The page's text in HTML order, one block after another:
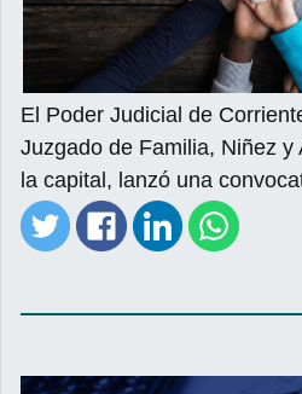
El Poder Judicial de
Juzgado de Familia, Niñez y
la capital, lanzó una